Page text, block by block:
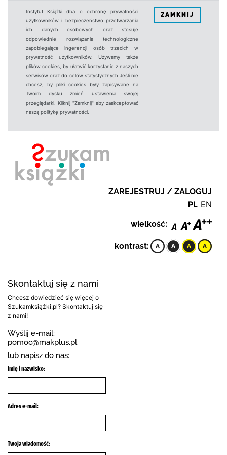
Instytut Książki dba o ochronę prywatności
użytkowników i bezpieczeństwo przetwarzania
ich danych osobowych oraz stosuje
odpowiednie rozwiązania technologiczne
zapobiegające ingerencji osób trzecich w
prywatność użytkowników. Używamy także
plików cookies, by ułatwić korzystanie z naszych
serwisów oraz do celów statystycznych.Jeśli nie
chcesz, by pliki cookies były zapisywane na
Twoim dysku zmień ustawienia swojej
przeglądarki. Kliknij "Zamknij" aby zaakceptować
naszą politykę prywatności.
ZAMKNIJ
ZAREJESTRUJ / ZALOGUJ
PL EN
wielkość:
kontrast:
Skontaktuj się z nami
Chcesz dowiedzieć się więcej o
Szukamksiążki.pl? Skontaktuj się
z nami!
Wyślij e-mail:
pomoc@makplus.pl
lub napisz do nas:
Imię i nazwisko:
Adres e-mail:
Twoja wiadomość: